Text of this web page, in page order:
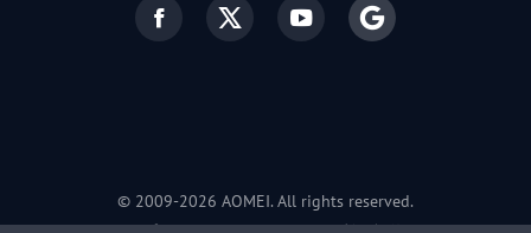
© 2009-2026 AOMEI. All rights reserved.